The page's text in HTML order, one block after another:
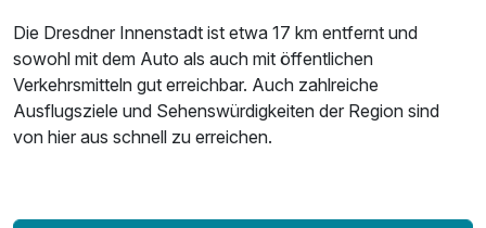
Die Dresdner Innenstadt ist etwa 17 km entfernt und
sowohl mit dem Auto als auch mit öffentlichen
Verkehrsmitteln gut erreichbar. Auch zahlreiche
Ausflugsziele und Sehenswürdigkeiten der Region sind
von hier aus schnell zu erreichen.